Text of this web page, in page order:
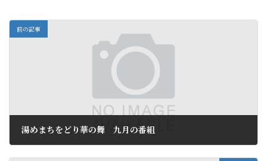
前の記事
湯めまちをどり華の舞 九月の番組